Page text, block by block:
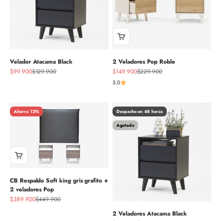
Velador Atacama Black
Precio de oferta
$99.900Precio normal
$129.900
2 Veladores Pop Roble
Precio de oferta
$149.900Precio normal
$229.900
5.0
Ahorra 13%
CB Respaldo Soft king gris grafito +
2 veladores Pop
Precio de oferta
$389.900Precio normal
$449.900
Despacho en 48 horas
Agotado
2 Veladores Atacama Black